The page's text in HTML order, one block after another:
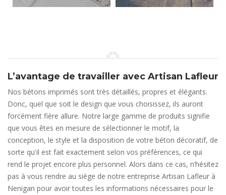
L’avantage de travailler avec Artisan Lafleur
Nos bétons imprimés sont très détaillés, propres et élégants.
Donc, quel que soit le design que vous choisissez, ils auront
forcément fière allure. Notre large gamme de produits signifie
que vous êtes en mesure de sélectionner le motif, la
conception, le style et la disposition de votre béton décoratif, de
sorte qu'il est fait exactement selon vos préférences, ce qui
rend le projet encore plus personnel. Alors dans ce cas, n’hésitez
pas à vous rendre au siège de notre entreprise Artisan Lafleur à
Nenigan pour avoir toutes les informations nécessaires pour le